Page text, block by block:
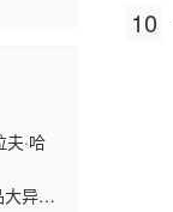
·哈
异其
10